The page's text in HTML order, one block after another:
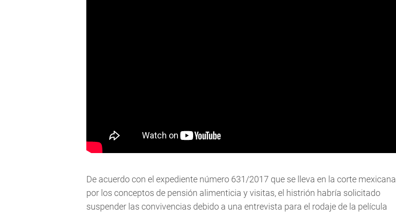
De acuerdo con el expediente número 631/2017 que se lleva en la corte mexicana
por los conceptos de pensión alimenticia y visitas, el histrión habría solicitado
suspender las convivencias debido a una entrevista para el rodaje de la película